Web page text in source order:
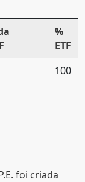
%
ETF
100
foi criada